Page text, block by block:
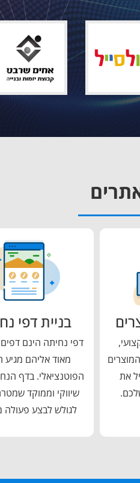
את
בניית דפי
דפי נחיתה הינם
מאוד אליהם מגיע
הפוטנציאלי. בדף
שיווקי וממוקד
לגולש לבצע פעולה